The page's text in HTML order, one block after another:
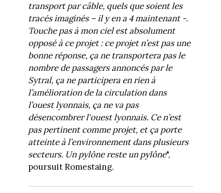
transport par câble, quels que soient les
tracés imaginés – il y en a 4 maintenant -.
Touche pas à mon ciel est absolument
opposé à ce projet : ce projet n’est pas une
bonne réponse, ça ne transportera pas le
nombre de passagers annoncés par le
Sytral, ça ne participera en rien à
l’amélioration de la circulation dans
l’ouest lyonnais, ça ne va pas
désencombrer l'ouest lyonnais. Ce n’est
pas pertinent comme projet, et ça porte
atteinte à l’environnement dans plusieurs
secteurs. Un pylône reste un pylône",
poursuit Romestaing.